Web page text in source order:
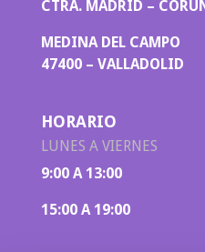
CTRA. MADRID –
MEDINA DEL CAMPO
47400 – VALLADOLID
HORARIO
LUNES A VIERNES
9:00 A 13:00
15:00 A 19:00